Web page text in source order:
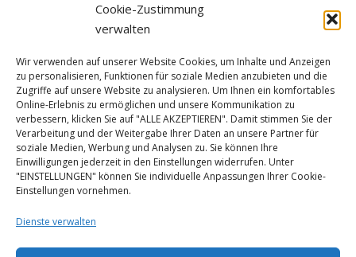
Cookie-Zustimmung
verwalten
Wir verwenden auf unserer Website Cookies, um Inhalte und Anzeigen
zu personalisieren, Funktionen für soziale Medien anzubieten und die
Zugriffe auf unsere Website zu analysieren. Um Ihnen ein komfortables
Online-Erlebnis zu ermöglichen und unsere Kommunikation zu
verbessern, klicken Sie auf "ALLE AKZEPTIEREN". Damit stimmen Sie der
Verarbeitung und der Weitergabe Ihrer Daten an unsere Partner für
soziale Medien, Werbung und Analysen zu. Sie können Ihre
Einwilligungen jederzeit in den Einstellungen widerrufen. Unter
"EINSTELLUNGEN" können Sie individuelle Anpassungen Ihrer Cookie-
Einstellungen vornehmen.
Dienste verwalten
Hilfe
© Bio-Garten Flechtdorf 2026 | DE-ÖKO-006